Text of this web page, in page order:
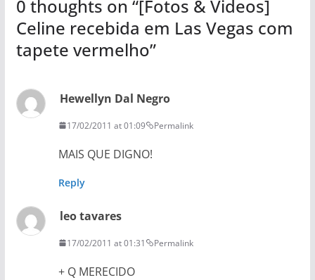
0 thoughts on “[Fotos & Videos]
Celine recebida em Las Vegas com
tapete vermelho”
Hewellyn Dal Negro
17/02/2011 at 01:09 Permalink
MAIS QUE DIGNO!
Reply
leo tavares
17/02/2011 at 01:31 Permalink
+ Q MERECIDO